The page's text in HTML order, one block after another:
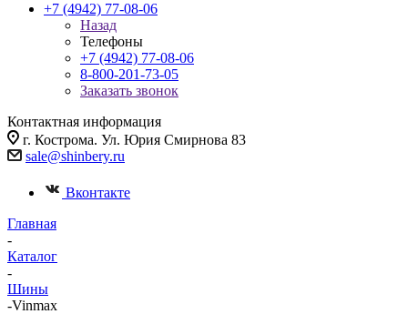
+7 (4942) 77-08-06
Назад
Телефоны
+7 (4942) 77-08-06
8-800-201-73-05
Заказать звонок
Контактная информация
г. Кострома. Ул. Юрия Смирнова 83
sale@shinbery.ru
Вконтакте
Главная
-
Каталог
-
Шины
-Vinmax